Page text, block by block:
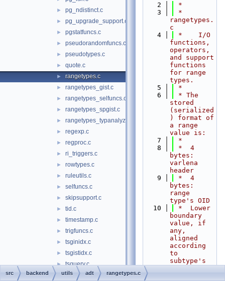
► pg_ndistinct.c
► pg_upgrade_support.c
► pgstatfuncs.c
► pseudorandomfuncs.c
► pseudotypes.c
► quote.c
► rangetypes.c
► rangetypes_gist.c
► rangetypes_selfuncs.c
► rangetypes_spgist.c
► rangetypes_typanalyze.c
► regexp.c
► regproc.c
► ri_triggers.c
► rowtypes.c
► ruleutils.c
► selfuncs.c
► skipsupport.c
► tid.c
► timestamp.c
► trigfuncs.c
► tsginidx.c
► tsgistidx.c
► tsquery.c
► tsquery_cleanup.c
    2
*
    3
*
rangetypes.
c
    4
*    I/O
functions,
operators,
and support
functions
for range
types.
    5
*
    6
* The
stored
(serialized
) format of
a range
value is:
    7
*
    8
*  4
bytes:
varlena
header
    9
*  4
bytes:
range
type's OID
   10
*  Lower
boundary
value, if
any,
aligned
according
to
subtype's
   11
src backend utils adt rangetypes.c